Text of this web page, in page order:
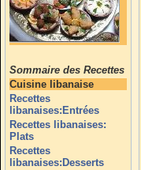
Sommaire des Recettes
Cuisine libanaise
Recettes
libanaises:Entrées
Recettes libanaises:
Plats
Recettes
libanaises:Desserts